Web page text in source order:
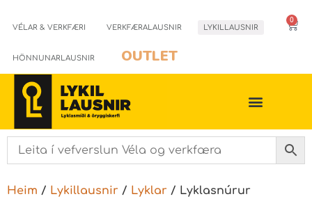
VÉLAR & VERKFÆRI VERKFÆRALAUSNIR LYKILLAUSNIR
HÖNNUNARLAUSNIR OUTLET
0
Heim / Lykillausnir / Lyklar / Lyklasnúrur